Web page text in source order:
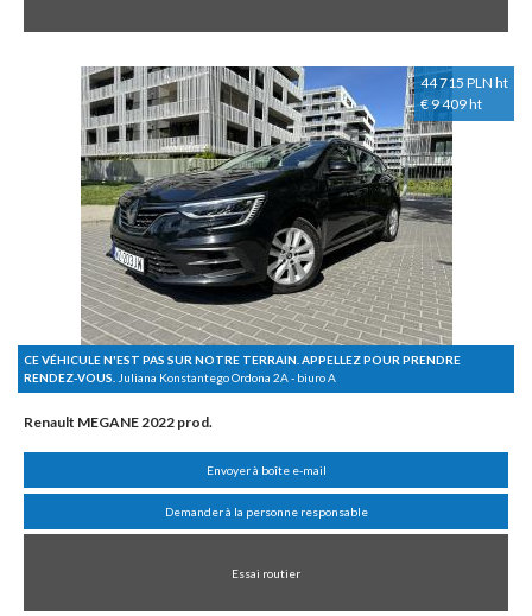
44 715 PLN ht
€ 9 409 ht
CE VÉHICULE N'EST PAS SUR NOTRE TERRAIN. APPELLEZ POUR PRENDRE
RENDEZ-VOUS. Juliana Konstantego Ordona 2A - biuro A
Renault MEGANE 2022 prod.
Envoyer à boîte e-mail
Demander à la personne responsable
Essai routier